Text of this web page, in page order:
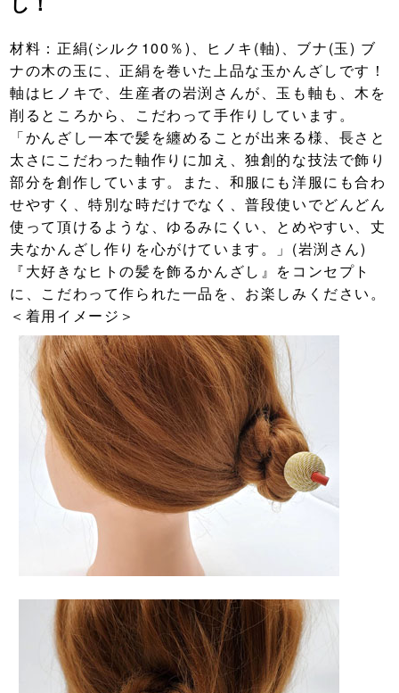
材料：正絹(シルク100％)、ヒノキ(軸)、ブナ(玉) ブ
ナの木の玉に、正絹を巻いた上品な玉かんざしです！
軸はヒノキで、生産者の岩渕さんが、玉も軸も、木を
削るところから、こだわって手作りしています。
「かんざし一本で髪を纏めることが出来る様、長さと
太さにこだわった軸作りに加え、独創的な技法で飾り
部分を創作しています。また、和服にも洋服にも合わ
せやすく、特別な時だけでなく、普段使いでどんどん
使って頂けるような、ゆるみにくい、とめやすい、丈
夫なかんざし作りを心がけています。」(岩渕さん)
『大好きなヒトの髪を飾るかんざし』をコンセプト
に、こだわって作られた一品を、お楽しみください。
＜着用イメージ＞